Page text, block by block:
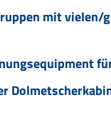
mit vielen/